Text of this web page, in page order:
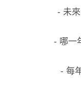
- 未
- 哪一
- 每